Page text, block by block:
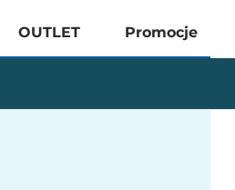
OUTLET Promocje